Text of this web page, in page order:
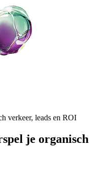
verkeer, leads en ROI
je organisch